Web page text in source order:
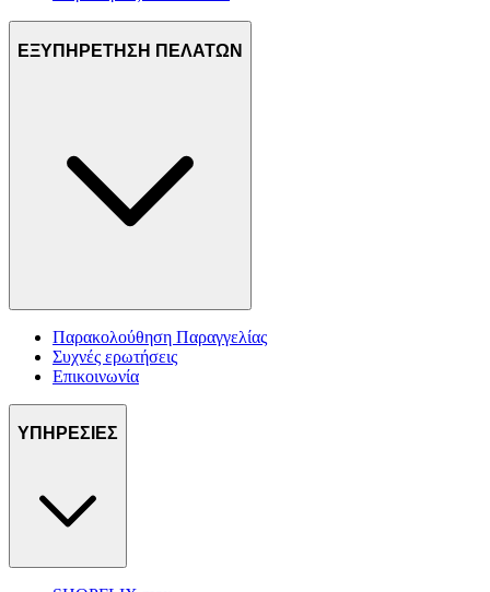
ΕΞΥΠΗΡΕΤΗΣΗ ΠΕΛΑΤΩΝ
Παρακολούθηση Παραγγελίας
Συχνές ερωτήσεις
Επικοινωνία
ΥΠΗΡΕΣΙΕΣ